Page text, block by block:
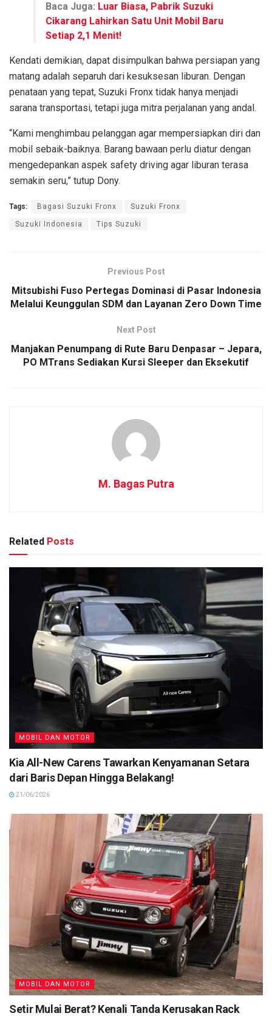
Baca Juga: Luar Biasa, Pabrik Suzuki
Cikarang Lahirkan Satu Unit Mobil Baru
Setiap 2,1 Menit!
Kendati demikian, dapat disimpulkan bahwa persiapan yang
matang adalah separuh dari kesuksesan liburan. Dengan
penataan yang tepat, Suzuki Fronx tidak hanya menjadi
sarana transportasi, tetapi juga mitra perjalanan yang andal.
“Kami menghimbau pelanggan agar mempersiapkan diri dan
mobil sebaik-baiknya. Barang bawaan perlu diatur dengan
mengedepankan aspek safety driving agar liburan terasa
semakin seru,” tutup Dony.
Tags: Bagasi Suzuki Fronx Suzuki Fronx
Suzuki Indonesia Tips Suzuki
Previous Post
Mitsubishi Fuso Pertegas Dominasi di Pasar Indonesia
Melalui Keunggulan SDM dan Layanan Zero Down Time
Next Post
Manjakan Penumpang di Rute Baru Denpasar – Jepara,
PO MTrans Sediakan Kursi Sleeper dan Eksekutif
M. Bagas Putra
Related Posts
MOBIL DAN MOTOR
Kia All-New Carens Tawarkan Kenyamanan Setara
dari Baris Depan Hingga Belakang!
21/06/2026
MOBIL DAN MOTOR
Setir Mulai Berat? Kenali Tanda Kerusakan Rack